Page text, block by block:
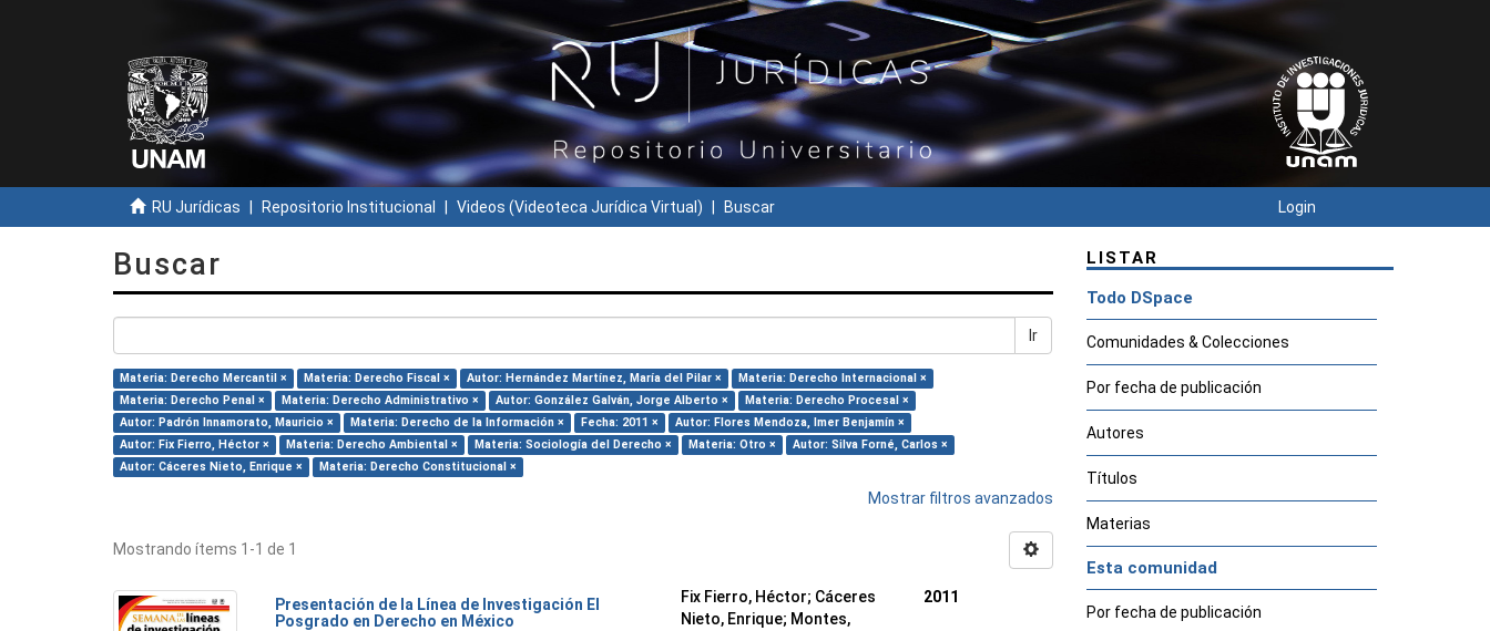
RU Jurídicas Repositorio Institucional Videos (Videoteca Jurídica Virtual) Buscar Login
Buscar
Ir
Materia: Derecho Mercantil × Materia: Derecho Fiscal × Autor: Hernández Martínez, María del Pilar ×
Materia: Derecho Internacional ×
Materia: Derecho Penal ×
Materia: Derecho Administrativo × Autor: González Galván, Jorge Alberto ×
Materia: Derecho Procesal ×
Autor: Padrón Innamorato, Mauricio ×
Materia: Derecho de la Información × Fecha: 2011 ×
Autor: Flores Mendoza, Imer Benjamín ×
Autor: Fix Fierro, Héctor ×
Materia: Derecho Ambiental × Materia: Sociología del Derecho × Materia: Otro ×
Autor: Silva Forné, Carlos ×
Autor: Cáceres Nieto, Enrique ×
Materia: Derecho Constitucional ×
Mostrar filtros avanzados
Mostrando ítems 1-1 de 1
Presentación de la Línea de Investigación El
Posgrado en Derecho en México
Fix Fierro, Héctor; Cáceres
Nieto, Enrique; Montes,
2011
LISTAR
Todo DSpace
Comunidades & Colecciones
Por fecha de publicación
Autores
Títulos
Materias
Esta comunidad
Por fecha de publicación